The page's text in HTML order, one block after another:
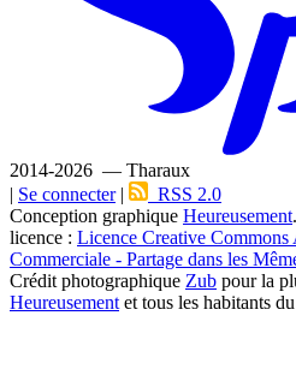
2014-2026 — Tharaux
| Se connecter|
RSS 2.0
Conception graphique Heureusement
licence : Licence Creative
Commerciale - Partage dans les
Crédit photographique Zub pour la
Heureusement et tous les habitants